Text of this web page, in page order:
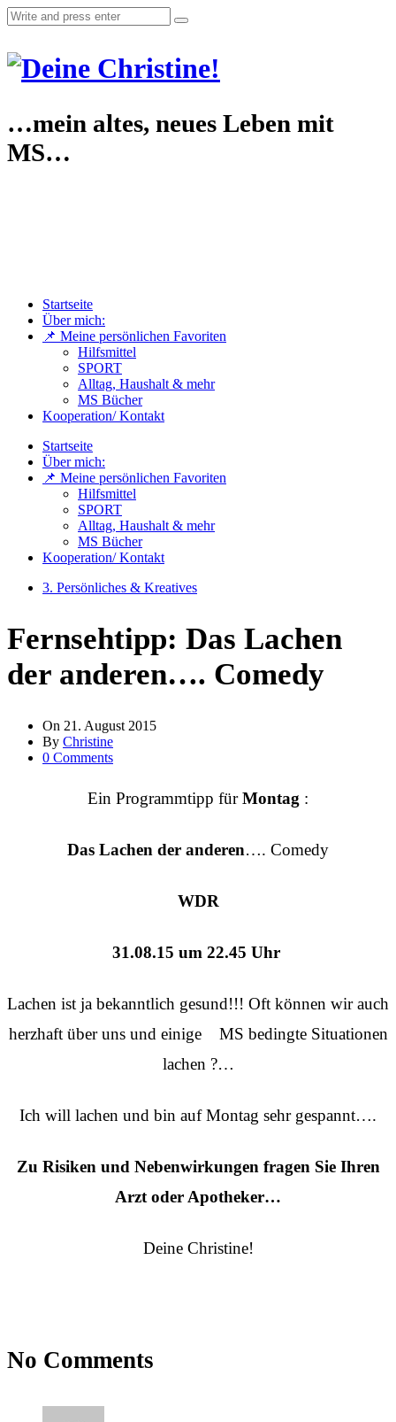
…mein altes, neues Leben mit
MS…
Startseite
Über mich:
📌 Meine persönlichen Favoriten
Hilfsmittel
SPORT
Alltag, Haushalt & mehr
MS Bücher
Kooperation/ Kontakt
Startseite
Über mich:
📌 Meine persönlichen Favoriten
Hilfsmittel
SPORT
Alltag, Haushalt & mehr
MS Bücher
Kooperation/ Kontakt
3. Persönliches & Kreatives
Fernsehtipp: Das Lachen
der anderen…. Comedy
On 21. August 2015
By Christine
0 Comments
Ein Programmtipp fürMontag :
Das Lachen der anderen…. Comedy
WDR
31.08.15 um 22.45 Uhr
Lachen ist ja bekanntlich gesund!!! Oft können wir auch
herzhaft über uns und einige MS bedingte Situationen
lachen ?…
Ich will lachen und bin auf Montag sehr gespannt….
Zu Risiken und Nebenwirkungen fragen Sie Ihren
Arzt oder Apotheker…
Deine Christine!
No Comments